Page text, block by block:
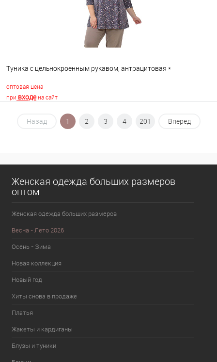
Туника с цельнокроенным рукавом, антрацитовая *
оптовая цена
при входена сайт
В корзину
Назад 1 2 3 4 201 Вперед
Женская одежда больших размеров
оптом
Женская одежда больших размеров
Весна - Лето 2026
Осень - Зима
Новая коллекция
Новый год
Хиты снова в продаже
Платья
Жакеты и кардиганы
Блузы и туники